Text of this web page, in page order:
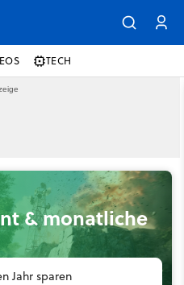
TECH
& monatliche
Jahr sparen